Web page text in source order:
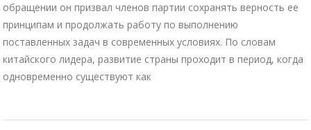
обращении он призвал членов партии сохранять верность ее
принципам и продолжать работу по выполнению
поставленных задач в современных условиях. По словам
китайского лидера, развитие страны проходит в период, когда
одновременно существуют как